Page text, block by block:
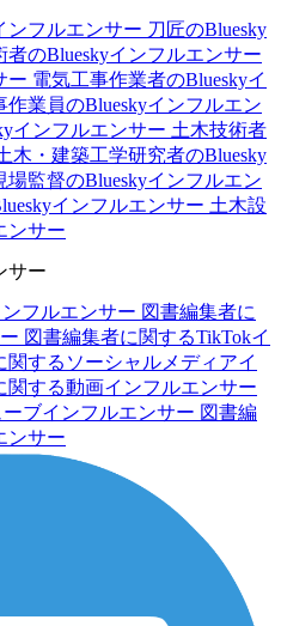
ンフルエンサー 刀匠のBluesky
者のBlueskyインフルエンサー
ー 電気工事作業者のBlueskyイ
作業員のBlueskyインフルエン
インフルエンサー 土木技術者
木・建築工学研究者のBluesky
場監督のBlueskyインフルエン
インフルエンサー 土木設
ンサー
サー
フルエンサー 図書編集者に
図書編集者に関するTikTokイ
関するソーシャルメディアイ
関する動画インフルエンサー
ブインフルエンサー 図書編
ンサー